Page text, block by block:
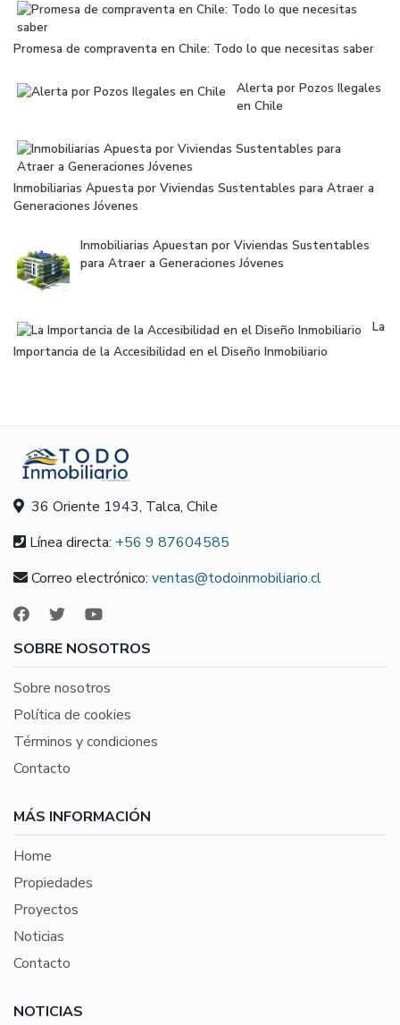
Promesa de compraventa en Chile: Todo lo que necesitas saber
Alerta por Pozos Ilegales
en Chile
Inmobiliarias Apuesta por Viviendas Sustentables para Atraer a
Generaciones Jóvenes
Inmobiliarias Apuestan por Viviendas Sustentables
para Atraer a Generaciones Jóvenes
La
Importancia de la Accesibilidad en el Diseño Inmobiliario
36 Oriente 1943, Talca, Chile
Línea directa: +56 9 87604585
Correo electrónico: ventas@todoinmobiliario.cl
SOBRE NOSOTROS
Sobre nosotros
Política de cookies
Términos y condiciones
Contacto
MÁS INFORMACIÓN
Home
Propiedades
Proyectos
Noticias
Contacto
NOTICIAS